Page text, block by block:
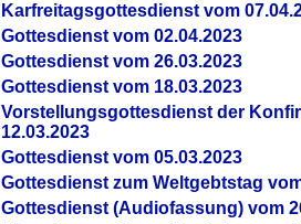
Karfreitagsgottesdienst vom
Gottesdienst vom 02.04.2023
Gottesdienst vom 26.03.2023
Gottesdienst vom 18.03.2023
Vorstellungsgottesdienst der
12.03.2023
Gottesdienst vom 05.03.2023
Gottesdienst zum Weltgebtstag
Gottesdienst (Audiofassung) vom